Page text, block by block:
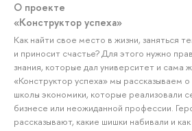
О проекте
«Конструктор успеха»
Как найти свое место в жизни, заняться
и приносит счастье? Для этого нужно
знания, которые дал университет и сама
«Конструктор успеха» мы рассказываем
школы экономики, которые реализовали
бизнесе или неожиданной профессии.
рассказывают, какие шишки набивали и